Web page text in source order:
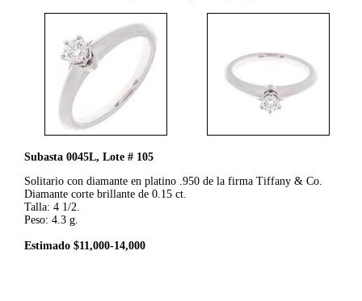
Subasta 0045L, Lote # 105
Solitario con diamante en platino .950 de la firma Tiffany & Co.
Diamante corte brillante de 0.15 ct.
Talla: 4 1/2.
Peso: 4.3 g.
Estimado $11,000-14,000